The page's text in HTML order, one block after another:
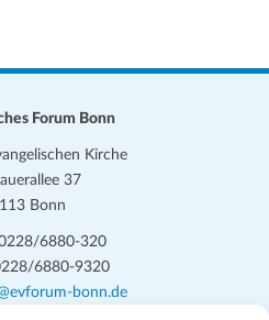
Forum Bonn
Kirche
37
Bonn
0228/6880-320
6880-9320
bonn.de